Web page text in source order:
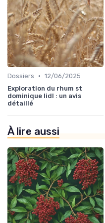
Dossiers • 12/06/2025
Exploration du rhum st
dominique lidl : un avis
détaillé
À lire aussi